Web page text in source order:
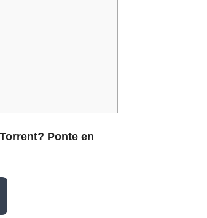
Ponte en